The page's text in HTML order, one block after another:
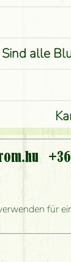
Sind alle
Wiefür